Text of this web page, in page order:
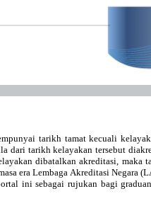
tarikh tamat kecuali
dari tarikh kelayakan tersebut
dibatalkan akreditasi, maka
era Lembaga Akreditasi Negara
ini sebagai rujukan bagi